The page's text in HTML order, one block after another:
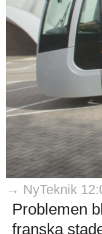
→ NyTeknik
Problemen
franska